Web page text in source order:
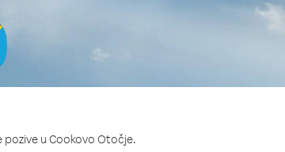
u Cookovo Otočje.